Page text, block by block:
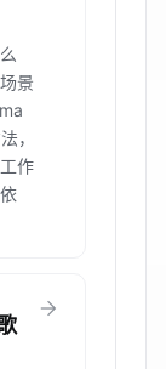
景
，
作
arrow_forward